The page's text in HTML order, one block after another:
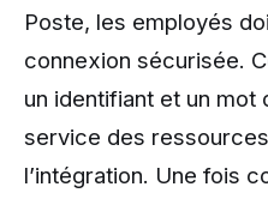
Poste, les employés
connexion sécurisée.
un identifiant et un mot
service des
l’intégration. Une fois